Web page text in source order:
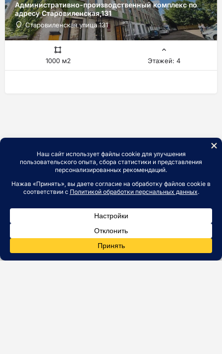
Административно-производственный комплекс по
адресу Старовиленская,131
Старовиленская улица 131
1000 м2 Этажей: 4